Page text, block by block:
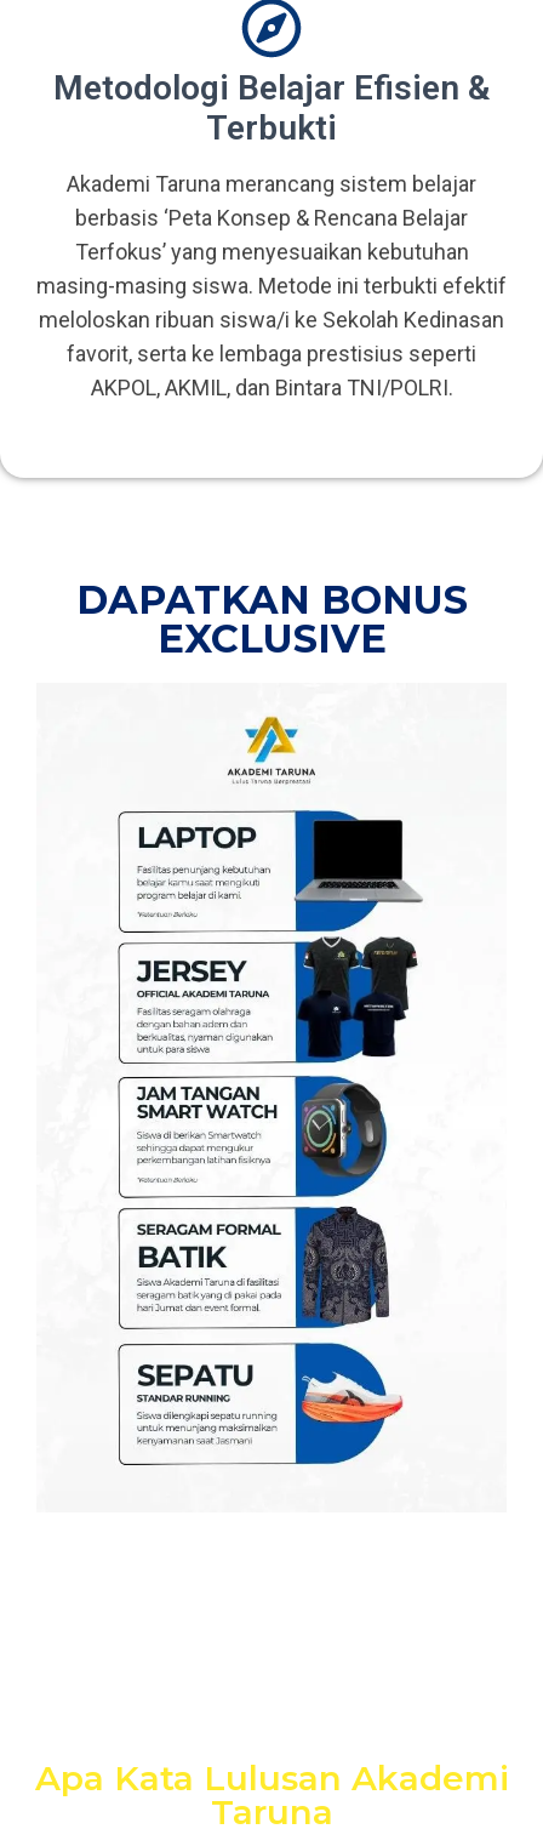
Metodologi Belajar Efisien &
Terbukti
Akademi Taruna merancang sistem belajar
berbasis ‘Peta Konsep & Rencana Belajar
Terfokus’ yang menyesuaikan kebutuhan
masing-masing siswa. Metode ini terbukti efektif
meloloskan ribuan siswa/i ke Sekolah Kedinasan
favorit, serta ke lembaga prestisius seperti
AKPOL, AKMIL, dan Bintara TNI/POLRI.
DAPATKAN BONUS
EXCLUSIVE
Apa Kata Lulusan Akademi
Taruna